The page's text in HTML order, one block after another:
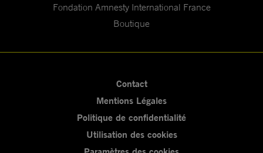
Fondation Amnesty International France
Boutique
Contact
Mentions Légales
Politique de confidentialité
Utilisation des cookies